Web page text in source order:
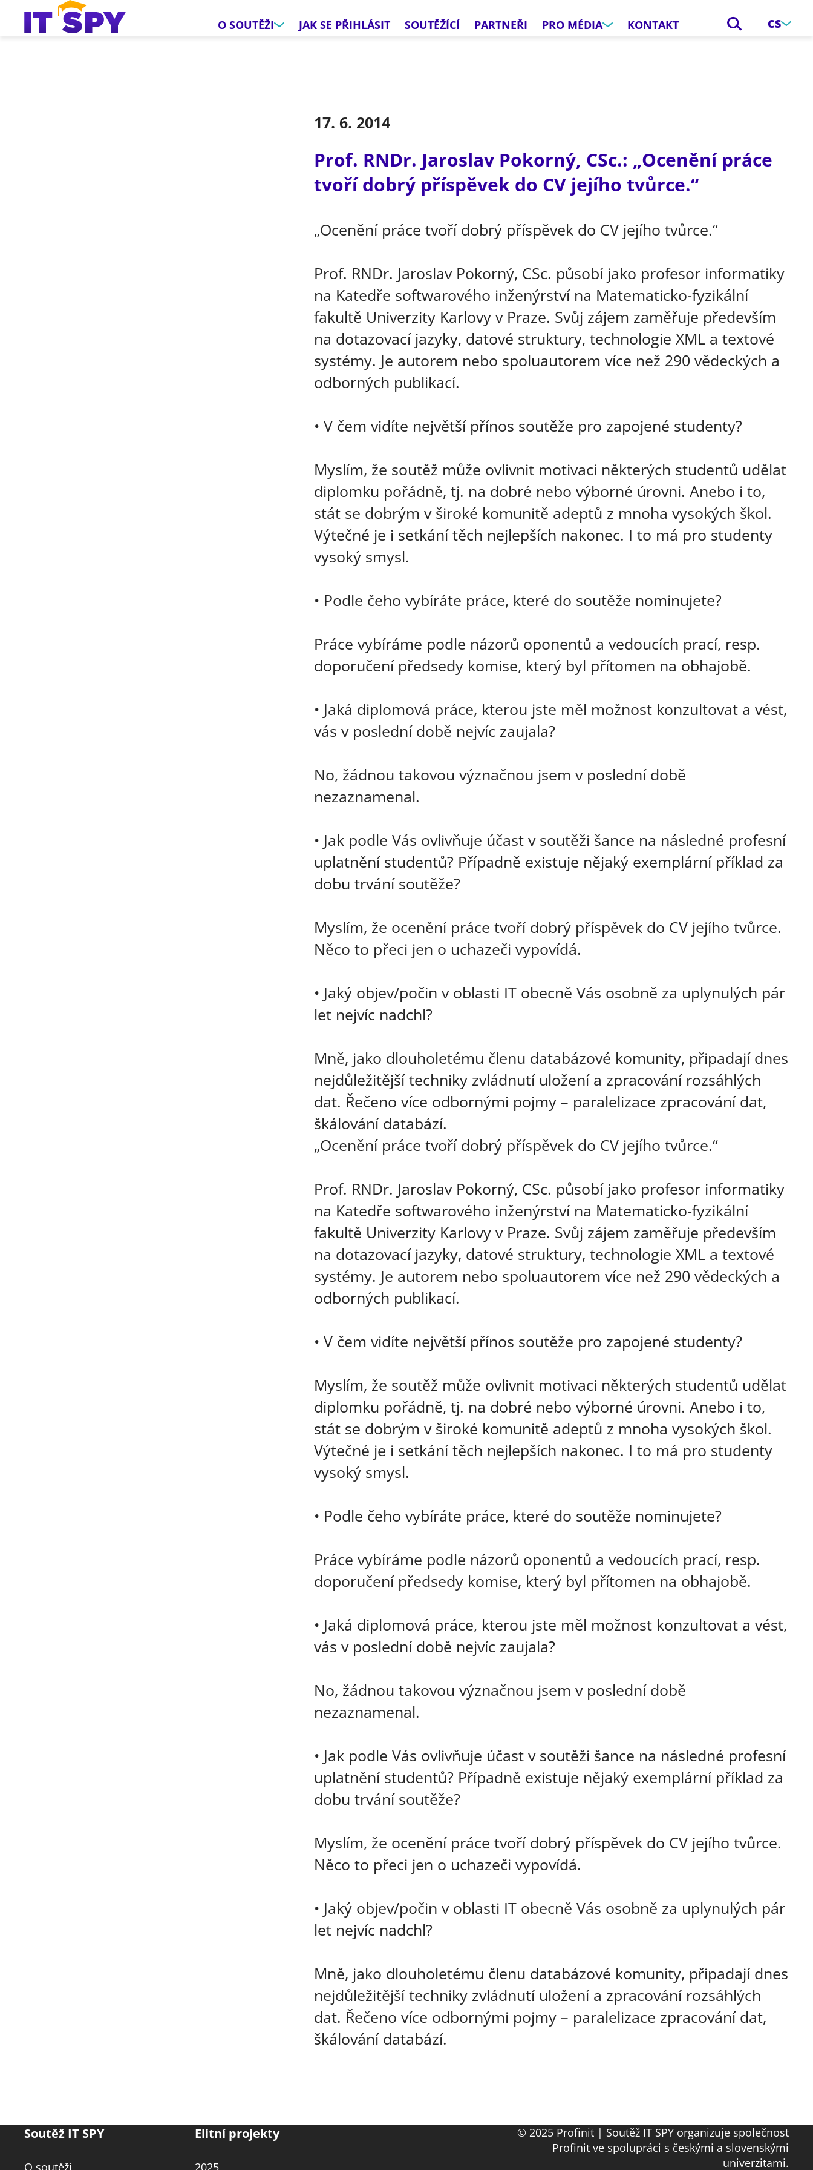
O SOUTĚŽI JAK SE PŘIHLÁSIT SOUTĚŽÍCÍ PARTNEŘI PRO MÉDIA KONTAKT CS
17. 6. 2014
Prof. RNDr. Jaroslav Pokorný, CSc.: „Ocenění práce
tvoří dobrý příspěvek do CV jejího tvůrce.“
„Ocenění práce tvoří dobrý příspěvek do CV jejího tvůrce.“
Prof. RNDr. Jaroslav Pokorný, CSc. působí jako profesor informatiky
na Katedře softwarového inženýrství na Matematicko-fyzikální
fakultě Univerzity Karlovy v Praze. Svůj zájem zaměřuje především
na dotazovací jazyky, datové struktury, technologie XML a textové
systémy. Je autorem nebo spoluautorem více než 290 vědeckých a
odborných publikací.
• V čem vidíte největší přínos soutěže pro zapojené studenty?
Myslím, že soutěž může ovlivnit motivaci některých studentů udělat
diplomku pořádně, tj. na dobré nebo výborné úrovni. Anebo i to,
stát se dobrým v široké komunitě adeptů z mnoha vysokých škol.
Výtečné je i setkání těch nejlepších nakonec. I to má pro studenty
vysoký smysl.
• Podle čeho vybíráte práce, které do soutěže nominujete?
Práce vybíráme podle názorů oponentů a vedoucích prací, resp.
doporučení předsedy komise, který byl přítomen na obhajobě.
• Jaká diplomová práce, kterou jste měl možnost konzultovat a vést,
vás v poslední době nejvíc zaujala?
No, žádnou takovou význačnou jsem v poslední době
nezaznamenal.
• Jak podle Vás ovlivňuje účast v soutěži šance na následné profesní
uplatnění studentů? Případně existuje nějaký exemplární příklad za
dobu trvání soutěže?
Myslím, že ocenění práce tvoří dobrý příspěvek do CV jejího tvůrce.
Něco to přeci jen o uchazeči vypovídá.
• Jaký objev/počin v oblasti IT obecně Vás osobně za uplynulých pár
let nejvíc nadchl?
Mně, jako dlouholetému členu databázové komunity, připadají dnes
nejdůležitější techniky zvládnutí uložení a zpracování rozsáhlých
dat. Řečeno více odbornými pojmy – paralelizace zpracování dat,
škálování databází.
„Ocenění práce tvoří dobrý příspěvek do CV jejího tvůrce.“
Prof. RNDr. Jaroslav Pokorný, CSc. působí jako profesor informatiky
na Katedře softwarového inženýrství na Matematicko-fyzikální
fakultě Univerzity Karlovy v Praze. Svůj zájem zaměřuje především
na dotazovací jazyky, datové struktury, technologie XML a textové
systémy. Je autorem nebo spoluautorem více než 290 vědeckých a
odborných publikací.
• V čem vidíte největší přínos soutěže pro zapojené studenty?
Myslím, že soutěž může ovlivnit motivaci některých studentů udělat
diplomku pořádně, tj. na dobré nebo výborné úrovni. Anebo i to,
stát se dobrým v široké komunitě adeptů z mnoha vysokých škol.
Výtečné je i setkání těch nejlepších nakonec. I to má pro studenty
vysoký smysl.
• Podle čeho vybíráte práce, které do soutěže nominujete?
Práce vybíráme podle názorů oponentů a vedoucích prací, resp.
doporučení předsedy komise, který byl přítomen na obhajobě.
• Jaká diplomová práce, kterou jste měl možnost konzultovat a vést,
vás v poslední době nejvíc zaujala?
No, žádnou takovou význačnou jsem v poslední době
nezaznamenal.
• Jak podle Vás ovlivňuje účast v soutěži šance na následné profesní
uplatnění studentů? Případně existuje nějaký exemplární příklad za
dobu trvání soutěže?
Myslím, že ocenění práce tvoří dobrý příspěvek do CV jejího tvůrce.
Něco to přeci jen o uchazeči vypovídá.
• Jaký objev/počin v oblasti IT obecně Vás osobně za uplynulých pár
let nejvíc nadchl?
Mně, jako dlouholetému členu databázové komunity, připadají dnes
nejdůležitější techniky zvládnutí uložení a zpracování rozsáhlých
dat. Řečeno více odbornými pojmy – paralelizace zpracování dat,
škálování databází.
Soutěž IT SPY
O soutěži
Elitní projekty
2025
© 2025 Profinit | Soutěž IT SPY organizuje společnost
Profinit ve spolupráci s českými a slovenskými
univerzitami.